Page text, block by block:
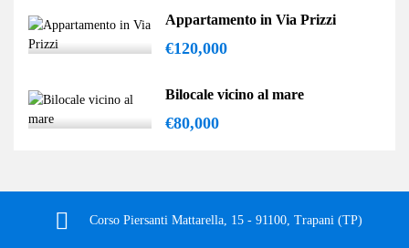
Appartamento in Via Prizzi
€120,000
Bilocale vicino al mare
€80,000
Corso Piersanti Mattarella, 15 - 91100, Trapani (TP)